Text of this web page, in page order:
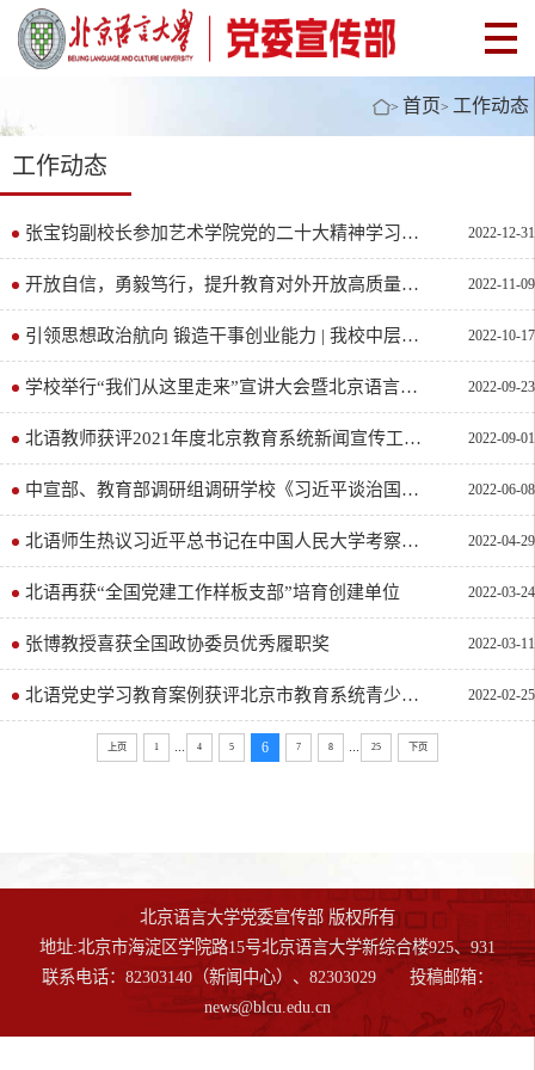
> 首页> 工作动态
工作动态
张宝钧副校长参加艺术学院党的二十大精神学习主题班会 2022-12-31
开放自信，勇毅笃行，提升教育对外开放高质量发展水平 | 北语举办中层正职干部领航班（第一期）专家讲坛 2022-11-09
引领思想政治航向 锻造干事创业能力 | 我校中层正职干部领航班（第一期）开班仪式暨首场报告会圆满举行 2022-10-17
学校举行“我们从这里走来”宣讲大会暨北京语言大学桐声宣讲团成立仪式 2022-09-23
北语教师获评2021年度北京教育系统新闻宣传工作先进个人 2022-09-01
中宣部、教育部调研组调研学校《习近平谈治国理政》多语种版本“三进”工作 2022-06-08
北语师生热议习近平总书记在中国人民大学考察时的重要讲话 2022-04-29
北语再获“全国党建工作样板支部”培育创建单位 2022-03-24
张博教授喜获全国政协委员优秀履职奖 2022-03-11
北语党史学习教育案例获评北京市教育系统青少年党史学习教育创新案例 2022-02-25
上页 1 4 5 6 7 8 25 下页
北京语言大学党委宣传部 版权所有
地址:北京市海淀区学院路15号北京语言大学新综合楼925、931
联系电话：82303140（新闻中心）、82303029 投稿邮箱：
news@blcu.edu.cn